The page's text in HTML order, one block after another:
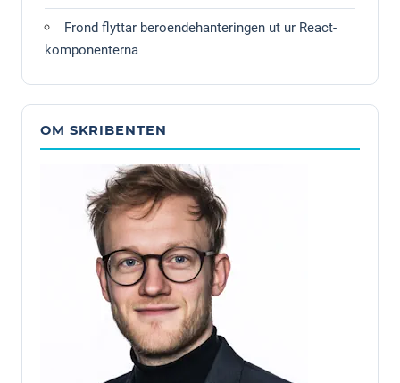
Frond flyttar beroendehanteringen ut ur React-
komponenterna
OM SKRIBENTEN